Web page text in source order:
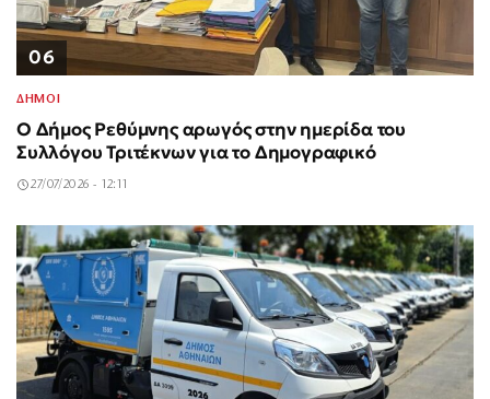
06
ΔΗΜΟΙ
Ο Δήμος Ρεθύμνης αρωγός στην ημερίδα του
Συλλόγου Τριτέκνων για το Δημογραφικό
27/07/2026 - 12:11